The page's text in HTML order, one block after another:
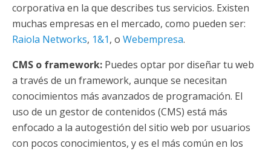
corporativa en la que describes tus servicios. Existen
muchas empresas en el mercado, como pueden ser:
Raiola Networks, 1&1, o Webempresa.
CMS o framework: Puedes optar por diseñar tu web
a través de un framework, aunque se necesitan
conocimientos más avanzados de programación. El
uso de un gestor de contenidos (CMS) está más
enfocado a la autogestión del sitio web por usuarios
con pocos conocimientos, y es el más común en los